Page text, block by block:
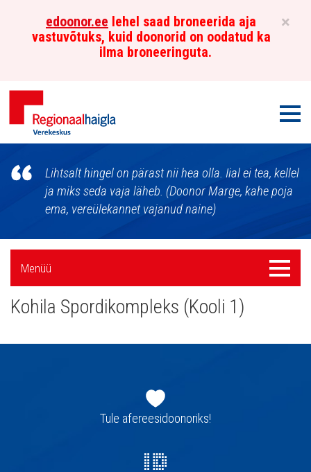
×
edoonor.ee lehel saad broneerida aja
vastuvõtuks, kuid doonorid on oodatud ka
ilma broneeringuta.
Põhja-
Eesti
Regionaalhaigla
Verekeskus
Lihtsalt hingel on pärast nii hea olla. Iial ei tea, kellel
ja miks seda vaja läheb. (Doonor Marge, kahe poja
ema, vereülekannet vajanud naine)
Külgpaani
navigatsioon
Menüü
Menüü
Kohila Spordikompleks (Kooli 1)
navigatsioonTule afereesidoonoriks!